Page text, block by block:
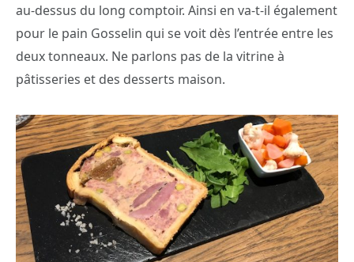
au-dessus du long comptoir. Ainsi en va-t-il également
pour le pain Gosselin qui se voit dès l’entrée entre les
deux tonneaux. Ne parlons pas de la vitrine à
pâtisseries et des desserts maison.